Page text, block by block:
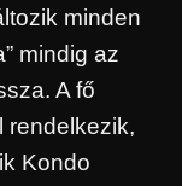
minden
mindig az
A fő
rendelkezik,
Kondo